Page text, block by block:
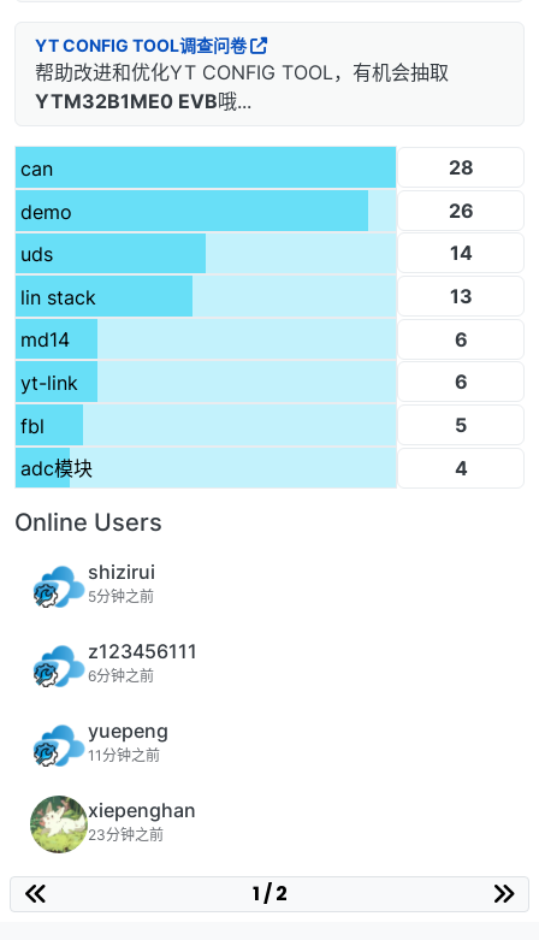
YT CONFIG TOOL调查问卷
帮助改进和优化YT CONFIG TOOL，有机会抽取
YTM32B1ME0 EVB哦...
can
28
demo
26
uds
14
lin stack
13
md14
6
yt-link
6
fbl
5
adc模块
4
Online Users
shizirui
5分钟之前
z123456111
6分钟之前
yuepeng
11分钟之前
xiepenghan
23分钟之前
1 / 2